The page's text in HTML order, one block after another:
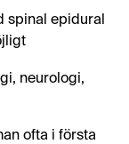
spinal epidural
neurologi,
ofta i första